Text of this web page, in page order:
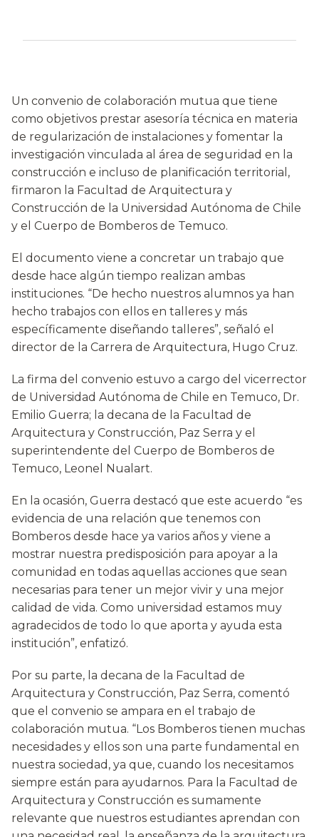
Un convenio de colaboración mutua que tiene
como objetivos prestar asesoría técnica en materia
de regularización de instalaciones y fomentar la
investigación vinculada al área de seguridad en la
construcción e incluso de planificación territorial,
firmaron la Facultad de Arquitectura y
Construcción de la Universidad Autónoma de Chile
y el Cuerpo de Bomberos de Temuco.
El documento viene a concretar un trabajo que
desde hace algún tiempo realizan ambas
instituciones. “De hecho nuestros alumnos ya han
hecho trabajos con ellos en talleres y más
específicamente diseñando talleres”, señaló el
director de la Carrera de Arquitectura, Hugo Cruz.
La firma del convenio estuvo a cargo del vicerrector
de Universidad Autónoma de Chile en Temuco, Dr.
Emilio Guerra; la decana de la Facultad de
Arquitectura y Construcción, Paz Serra y el
superintendente del Cuerpo de Bomberos de
Temuco, Leonel Nualart.
En la ocasión, Guerra destacó que este acuerdo “es
evidencia de una relación que tenemos con
Bomberos desde hace ya varios años y viene a
mostrar nuestra predisposición para apoyar a la
comunidad en todas aquellas acciones que sean
necesarias para tener un mejor vivir y una mejor
calidad de vida. Como universidad estamos muy
agradecidos de todo lo que aporta y ayuda esta
institución”, enfatizó.
Por su parte, la decana de la Facultad de
Arquitectura y Construcción, Paz Serra, comentó
que el convenio se ampara en el trabajo de
colaboración mutua. “Los Bomberos tienen muchas
necesidades y ellos son una parte fundamental en
nuestra sociedad, ya que, cuando los necesitamos
siempre están para ayudarnos. Para la Facultad de
Arquitectura y Construcción es sumamente
relevante que nuestros estudiantes aprendan con